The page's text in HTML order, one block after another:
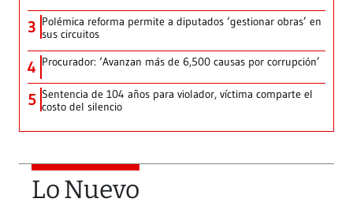
3 Polémica reforma permite a diputados ‘gestionar obras’ en
sus circuitos
4 Procurador: ‘Avanzan más de 6,500 causas por corrupción’
5 Sentencia de 104 años para violador, víctima comparte el
costo del silencio
Lo Nuevo